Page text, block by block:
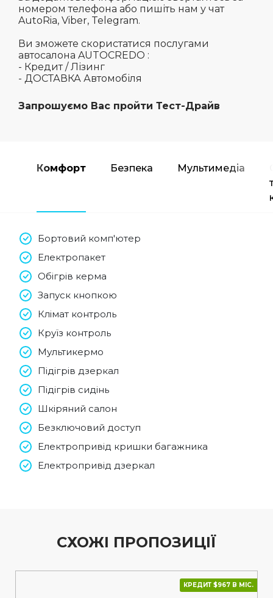
номером телефона або пишіть нам у чат
AutoRia, Viber, Telegram.
Ви зможете скористатися послугами
автосалона AUTOCREDO :
- Кредит / Лізинг
- ДОСТАВКА Автомобіля
Запрошуємо Вас пройти Тест-Драйв
Комфорт Безпека Мультимедіа
Бортовий комп'ютер
Електропакет
Обігрів керма
Запуск кнопкою
Клімат контроль
Круїз контроль
Мультикермо
Підігрів дзеркал
Підігрів сидінь
Шкіряний салон
Безключовий доступ
Електропривід кришки багажника
Електропривід дзеркал
СХОЖІ ПРОПОЗИЦІЇ
КРЕДИТ $967 В МІС.